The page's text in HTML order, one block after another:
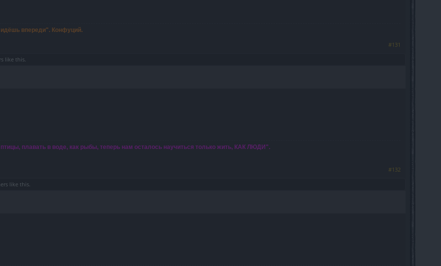
впереди". Конфуций.
#131
like this.
плавать в воде, как рыбы, теперь нам осталось научиться только жить, КАК ЛЮДИ".
#132
like this.